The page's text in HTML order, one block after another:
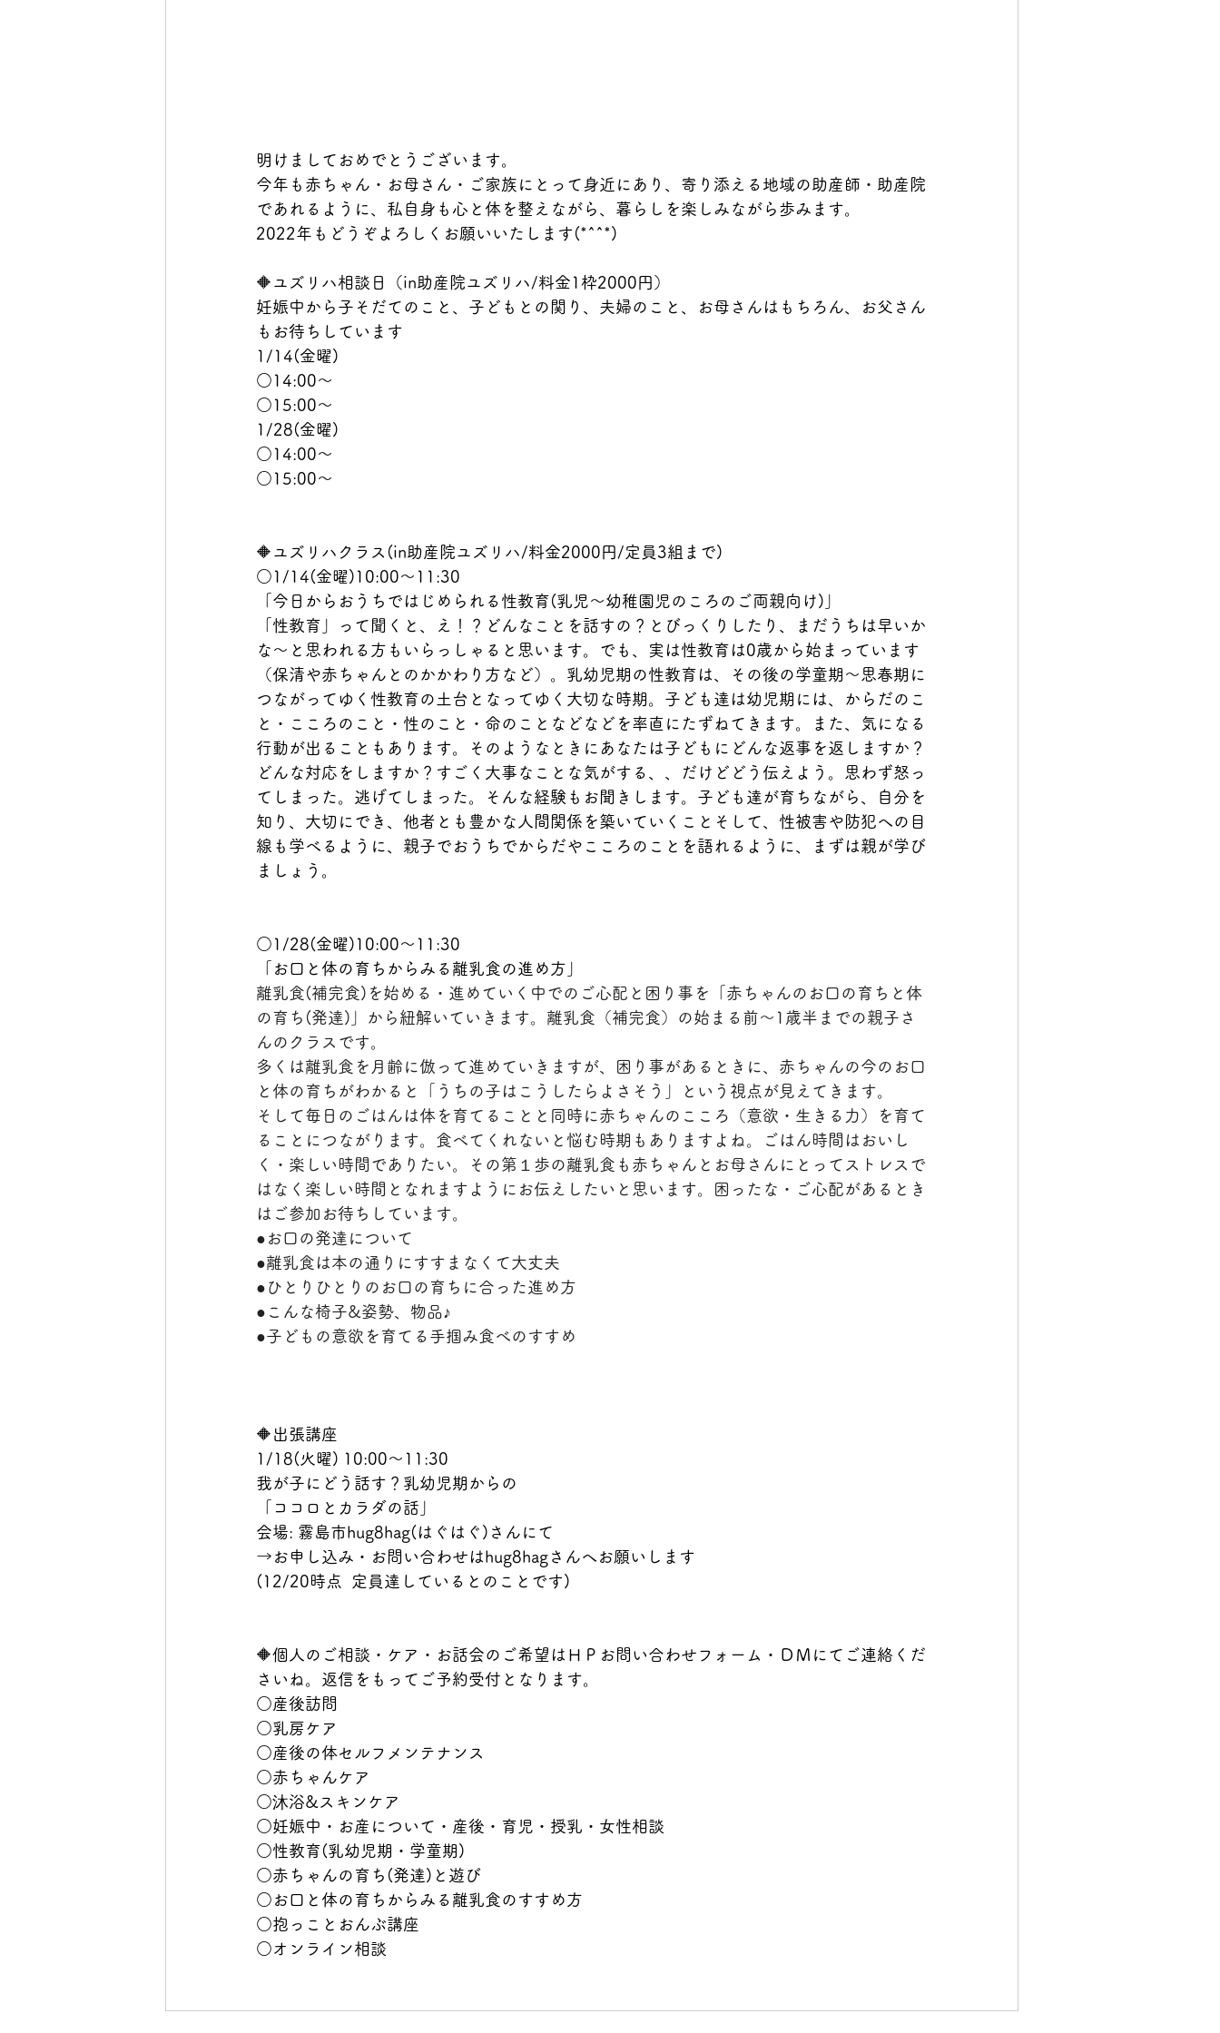
明けましておめでとうございます。
今年も赤ちゃん・お母さん・ご家族にとって身近にあり、寄り添える地域の助産師・助産院
であれるように、私自身も心と体を整えながら、暮らしを楽しみながら歩みます。
2022年もどうぞよろしくお願いいたします(*^^*)
🔶ユズリハ相談日（in助産院ユズリハ/料金1枠2000円）
妊娠中から子そだてのこと、子どもとの関り、夫婦のこと、お母さんはもちろん、お父さん
もお待ちしています
1/14(金曜)
○14:00～
○15:00～
1/28(金曜)
○14:00～
○15:00～
🔶ユズリハクラス(in助産院ユズリハ/料金2000円/定員3組まで)
○1/14(金曜)10:00～11:30
「今日からおうちではじめられる性教育(乳児～幼稚園児のころのご両親向け)」
「性教育」って聞くと、え！？どんなことを話すの？とびっくりしたり、まだうちは早いか
な～と思われる方もいらっしゃると思います。でも、実は性教育は0歳から始まっています
（保清や赤ちゃんとのかかわり方など）。乳幼児期の性教育は、その後の学童期～思春期に
つながってゆく性教育の土台となってゆく大切な時期。子ども達は幼児期には、からだのこ
と・こころのこと・性のこと・命のことなどなどを率直にたずねてきます。また、気になる
行動が出ることもあります。そのようなときにあなたは子どもにどんな返事を返しますか？
どんな対応をしますか？すごく大事なことな気がする、、だけどどう伝えよう。思わず怒っ
てしまった。逃げてしまった。そんな経験もお聞きします。子ども達が育ちながら、自分を
知り、大切にでき、他者とも豊かな人間関係を築いていくことそして、性被害や防犯への目
線も学べるように、親子でおうちでからだやこころのことを語れるように、まずは親が学び
ましょう。
○1/28(金曜)10:00～11:30
「お口と体の育ちからみる離乳食の進め方」
離乳食(補完食)を始める・進めていく中でのご心配と困り事を「赤ちゃんのお口の育ちと体
の育ち(発達)」から紐解いていきます。離乳食（補完食）の始まる前～1歳半までの親子さ
んのクラスです。
多くは離乳食を月齢に倣って進めていきますが、困り事があるときに、赤ちゃんの今のお口
と体の育ちがわかると「うちの子はこうしたらよさそう」という視点が見えてきます。
そして毎日のごはんは体を育てることと同時に赤ちゃんのこころ（意欲・生きる力）を育て
ることにつながります。食べてくれないと悩む時期もありますよね。ごはん時間はおいし
く・楽しい時間でありたい。その第１歩の離乳食も赤ちゃんとお母さんにとってストレスで
はなく楽しい時間となれますようにお伝えしたいと思います。困ったな・ご心配があるとき
はご参加お待ちしています。
●お口の発達について
●離乳食は本の通りにすすまなくて大丈夫
●ひとりひとりのお口の育ちに合った進め方
●こんな椅子&姿勢、物品♪
●子どもの意欲を育てる手掴み食べのすすめ
🔶出張講座
1/18(火曜) 10:00～11:30
我が子にどう話す？乳幼児期からの
「ココロとカラダの話」
会場: 霧島市hug8hag(はぐはぐ)さんにて
→お申し込み・お問い合わせはhug8hagさんへお願いします
(12/20時点  定員達しているとのことです)
🔶個人のご相談・ケア・お話会のご希望はＨＰお問い合わせフォーム・ＤＭにてご連絡くだ
さいね。返信をもってご予約受付となります。
○産後訪問
○乳房ケア
○産後の体セルフメンテナンス
○赤ちゃんケア
○沐浴&スキンケア
○妊娠中・お産について・産後・育児・授乳・女性相談
○性教育(乳幼児期・学童期)
○赤ちゃんの育ち(発達)と遊び
○お口と体の育ちからみる離乳食のすすめ方
○抱っことおんぶ講座
○オンライン相談